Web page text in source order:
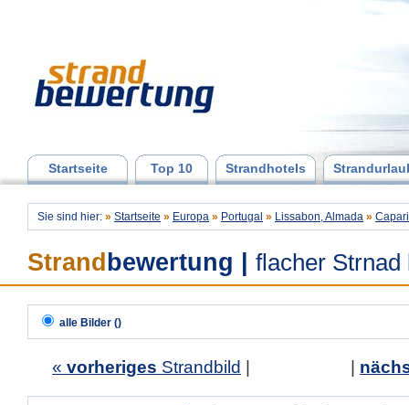
Startseite Top 10 Strandhotels
Sie sind hier: » Startseite » Europa » Portugal » Lissabon, Almada »
Strand bewertung flacher Strnad
alle Bilder ()
« vorheriges Strandbild